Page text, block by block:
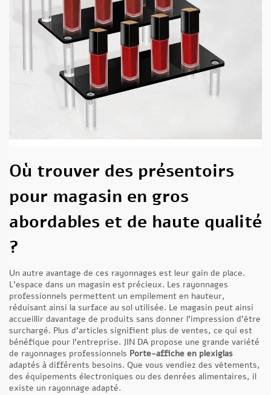
Où trouver des présentoirs
pour magasin en gros
abordables et de haute qualité
?
Un autre avantage de ces rayonnages est leur gain de place.
L’espace dans un magasin est précieux. Les rayonnages
professionnels permettent un empilement en hauteur,
réduisant ainsi la surface au sol utilisée. Le magasin peut ainsi
accueillir davantage de produits sans donner l’impression d’être
surchargé. Plus d’articles signifient plus de ventes, ce qui est
bénéfique pour l’entreprise. JIN DA propose une grande variété
de rayonnages professionnels Porte-affiche en plexiglas
adaptés à différents besoins. Que vous vendiez des vêtements,
des équipements électroniques ou des denrées alimentaires, il
existe un rayonnage adapté.